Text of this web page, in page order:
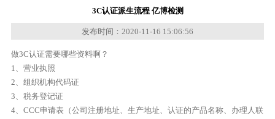
3C认证派生流程 亿博检测
发布时间：2020-11-16 15:06:56
做3C认证需要哪些资料啊？
1、营业执照
2、组织机构代码证
3、税务登记证
4、CCC申请表（公司注册地址、生产地址、认证的产品名称、办理人联